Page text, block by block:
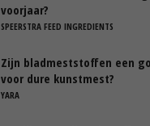
voorjaar?
SPEERSTRA FEED INGREDIENTS
Zijn bladmeststoffen een
voor dure kunstmest?
YARA